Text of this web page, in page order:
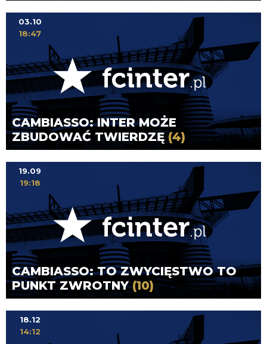
CAMBIASSO: INTER MOŻE
ZBUDOWAĆ TWIERDZĘ(4)
03.10
18:47
CAMBIASSO: TO ZWYCIĘSTWO TO
PUNKT ZWROTNY(10)
19.09
19:18
18.12
14:12